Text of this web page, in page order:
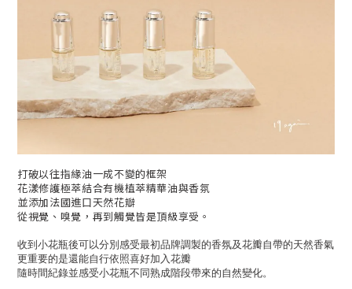
打破以往指緣油一成不變的框架
花漾修護極萃結合有機植萃精華油與香氛
並添加法國進口天然花瓣
從視覺、嗅覺，再到觸覺皆是頂級享受。
收到小花瓶後可以分別感受最初品牌調製的香氛及花瓣自帶的天然香氣
更重要的是還能自行依照喜好加入花瓣
隨時間紀錄並感受小花瓶不同熟成階段帶來的自然變化。